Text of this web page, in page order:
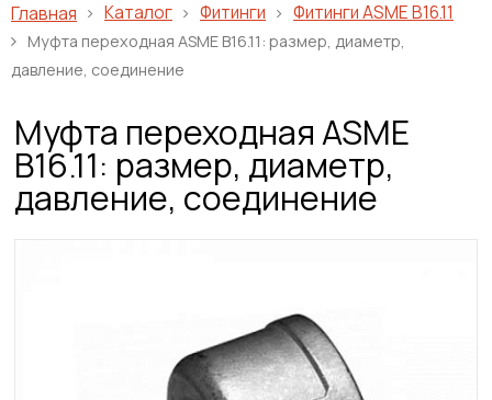
Главная Каталог Фитинги Фитинги ASME B16.11
Муфта переходная ASME B16.11: размер, диаметр,
давление, соединение
Муфта переходная ASME
B16.11: размер, диаметр,
давление, соединение